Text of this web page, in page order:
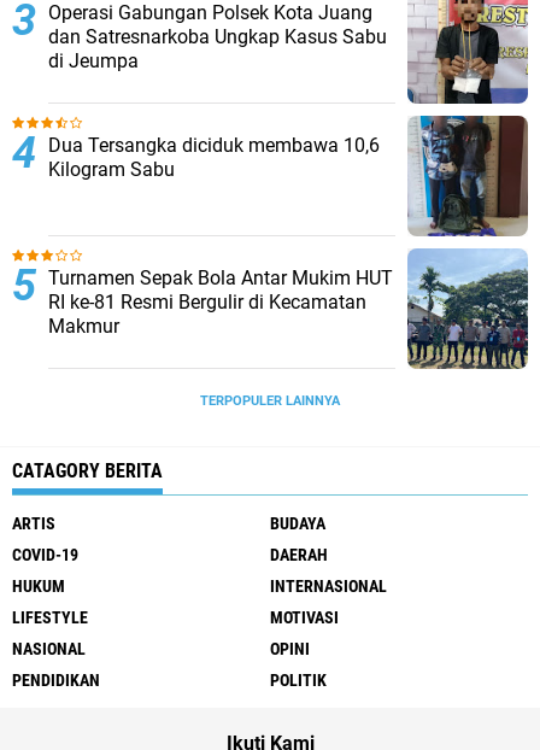
Operasi Gabungan Polsek Kota Juang
dan Satresnarkoba Ungkap Kasus Sabu
di Jeumpa
Dua Tersangka diciduk membawa 10,6
Kilogram Sabu
Turnamen Sepak Bola Antar Mukim HUT
RI ke-81 Resmi Bergulir di Kecamatan
Makmur
TERPOPULER LAINNYA
CATAGORY BERITA
ARTIS
BUDAYA
COVID-19
DAERAH
HUKUM
INTERNASIONAL
LIFESTYLE
MOTIVASI
NASIONAL
OPINI
PENDIDIKAN
POLITIK
Ikuti Kami